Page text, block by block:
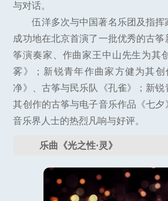
与对话。
伍洋多次与中国著名乐团及指
成功地在北京首演了一批优秀的古
筝演奏家、作曲家王中山先生为其
雾》；新锐青年作曲家方健为其创
净》、古筝与民乐队《孔雀》；新
其创作的古筝与电子音乐作品《七
音乐界人士的热烈凡响与好评。
乐曲《光之性·灵》